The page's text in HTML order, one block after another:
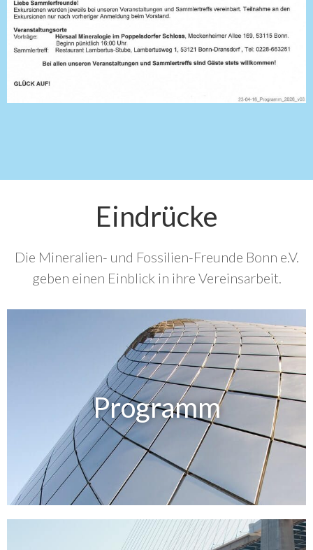
Eindrücke
Die Mineralien- und Fossilien-Freunde Bonn e.V.
geben einen Einblick in ihre Vereinsarbeit.
Programm